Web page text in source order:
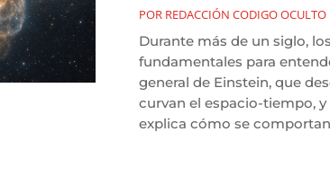
POR REDACCIÓN CODIGO OCULTO
Durante más de un siglo,
fundamentales para
general de Einstein, que
curvan el espacio-tiempo,
explica cómo se